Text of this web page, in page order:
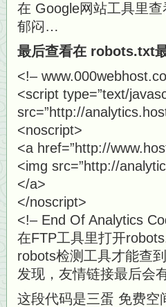
在 Google网站工具里
郁闷…
最后查看在 robots.txt
<!–
<script type=”text/
src=”http://
<noscript>
<a href=”http://
<img src=”http://
</a>
</noscript>
<!– End Of Analytics
在FTP工具里打开
robots检测工具才能查
发现，友情链接最后会
这段代码是三蛋 免费空